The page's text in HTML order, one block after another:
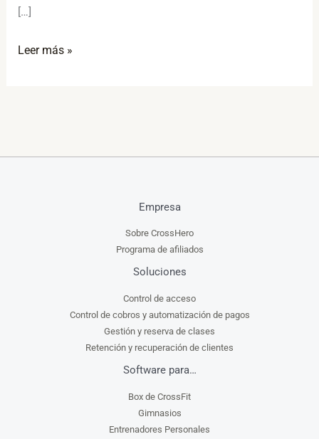
[…]
Leer más »
Empresa
Sobre CrossHero
Programa de afiliados
Soluciones
Control de acceso
Control de cobros y automatización de pagos
Gestión y reserva de clases
Retención y recuperación de clientes
Software para…
Box de CrossFit
Gimnasios
Entrenadores Personales